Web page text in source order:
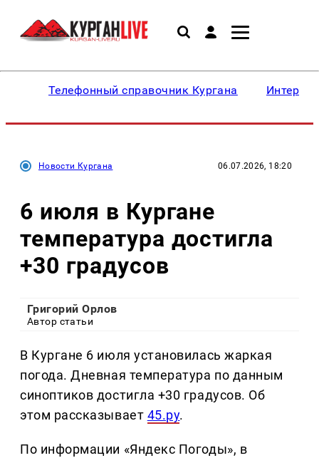
Телефонный справочник Кургана
Новости Кургана 06.07.2026, 18:20
6 июля в Кургане
температура достигла
+30 градусов
Григорий Орлов
Автор статьи
В Кургане 6 июля установилась жаркая
погода. Дневная температура по данным
синоптиков достигла +30 градусов. Об
этом рассказывает 45.ру.
По информации «Яндекс Погоды», в